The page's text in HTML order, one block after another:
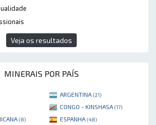
Veja os resultados
MINERAIS POR PAÍS
ARGENTINA (21)
CONGO - KINSHASA (17)
(8) ESPANHA (48)